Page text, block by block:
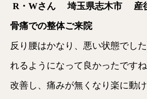
R・Wさん 埼玉県志木市
産
骨痛での整体ご来院
反り腰はかなり、悪い状態でし
れるようになって良かったです
改善し、痛みが無くなり楽に動